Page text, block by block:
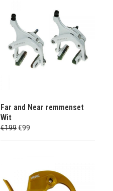
Far and Near remmenset
Wit
€199€99